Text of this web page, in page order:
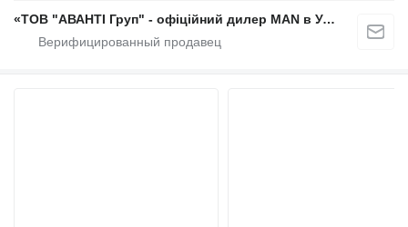
«ТОВ "АВАНТІ Груп" - офіційний дилер MAN в Україні»